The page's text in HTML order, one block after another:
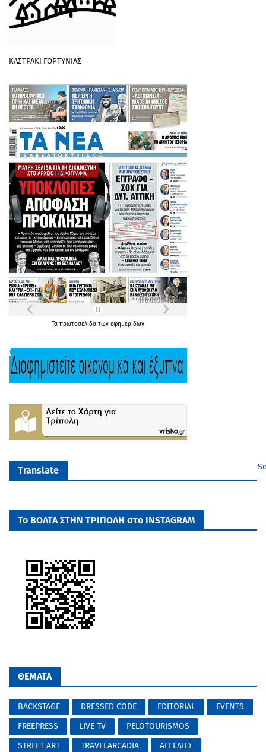
ΚΑΣΤΡΑΚΙ ΓΟΡΤΥΝΙΑΣ
Τα πρωτοσέλιδα των εφημερίδων
Translate
Το ΒΟΛΤΑ ΣΤΗΝ ΤΡΙΠΟΛΗ στο INSTAGRAM
ΘΕΜΑΤΑ
BACKSTAGE DRESSED CODE EDITORIAL
EVENTS
FREEPRESS
LIVE TV
PELOTOURISMOS
STREET ART
TRAVELARCADIA
ΑΓΓΕΛΙΕΣ